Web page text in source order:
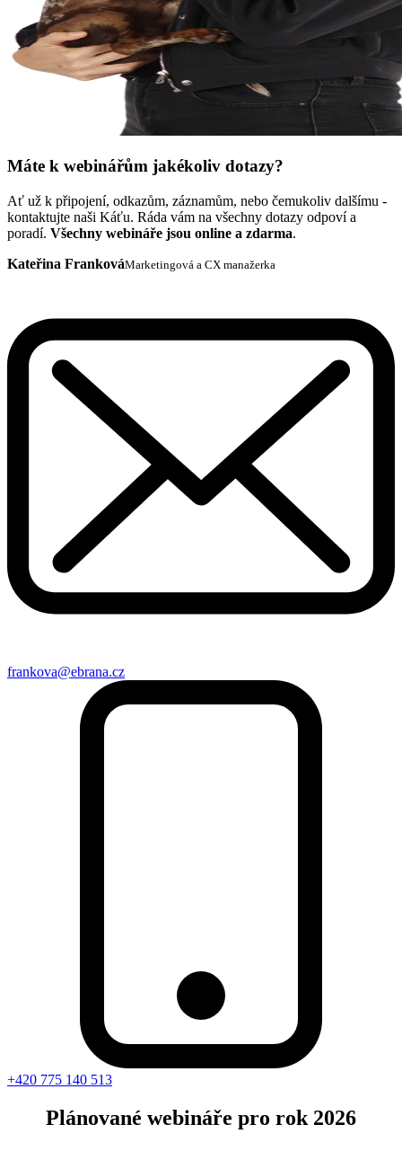
Máte k webinářům jakékoliv dotazy?
Ať už k připojení, odkazům, záznamům, nebo čemukoliv dalšímu -
kontaktujte naši Káťu. Ráda vám na všechny dotazy odpoví a
poradí. Všechny webináře jsou online a zdarma.
Kateřina FrankováMarketingová a CX manažerka
frankova@ebrana.cz
+420 775 140 513
Plánované webináře pro rok 2026